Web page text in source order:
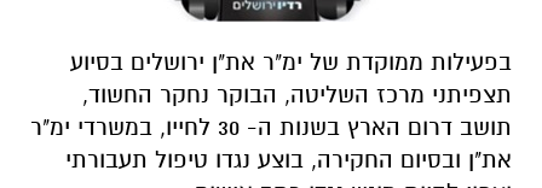
בפעילות ממוקדת של ימ"ר את"ן ירושלים בסיוע
תצפיתני מרכז השליטה, הבוקר נחקר החשוד,
תושב דרום הארץ בשנות ה- 30 לחייו, במשרדי ימ"ר
את"ן ובסיום החקירה, בוצע נגדו טיפול תעבורתי